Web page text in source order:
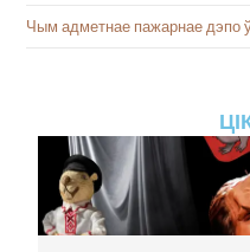
Чым адметнае пажарнае дэпо